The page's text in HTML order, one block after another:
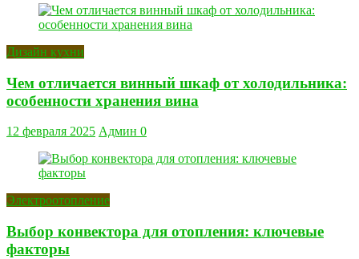
Дизайн кухни
Чем отличается винный шкаф от холодильника:
особенности хранения вина
12 февраля 2025 Админ 0
Электроотопление
Выбор конвектора для отопления: ключевые
факторы